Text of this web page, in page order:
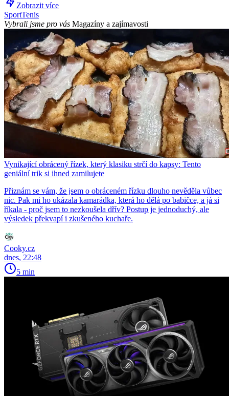
Zobrazit více
SportTenis
Vybrali jsme pro vás Magazíny a zajímavosti
Vynikající obrácený řízek, který klasiku strčí do kapsy: Tento
geniální trik si ihned zamilujete
Přiznám se vám, že jsem o obráceném řízku dlouho nevěděla vůbec
nic. Pak mi ho ukázala kamarádka, která ho dělá po babičce, a já si
říkala - proč jsem to nezkoušela dřív? Postup je jednoduchý, ale
výsledek překvapí i zkušeného kuchaře.
Cooky.cz
dnes, 22:48
5 min